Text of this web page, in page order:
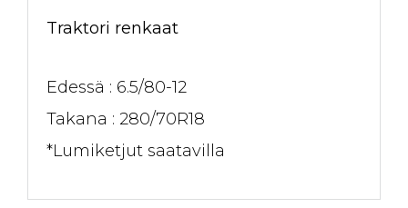
Traktori renkaat
Edessä : 6.5/80-12
Takana : 280/70R18
*Lumiketjut saatavilla